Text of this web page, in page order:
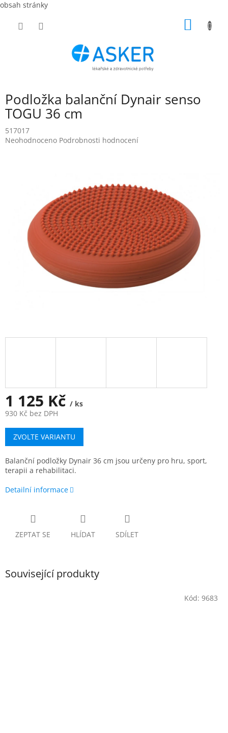
obsah stránky
Podložka balanční Dynair senso
TOGU 36 cm
517017
Průměrné
Neohodnoceno Podrobnosti hodnocení
1 125 Kč / ks
930 Kč bez DPH
Měrná
cena:
ZVOLTE VARIANTU
Balanční podložky Dynair 36 cm jsou určeny pro hru, sport,
terapii a rehabilitaci.
Detailní informace
ZEPTAT SE HLÍDAT SDÍLET
Související produkty
Kód: 9683